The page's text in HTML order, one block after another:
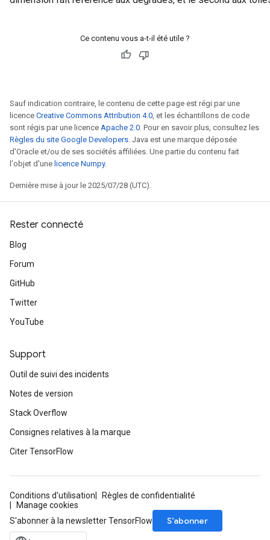
Ce contenu vous a-t-il été utile ?
Sauf indication contraire, le contenu de cette page est régi par une
licence Creative Commons Attribution 4.0, et les échantillons de code
sont régis par une licence Apache 2.0. Pour en savoir plus, consultez les
Règles du site Google Developers. Java est une marque déposée
d'Oracle et/ou de ses sociétés affiliées. Une partie du contenu fait
l'objet d'une licence Numpy.
Dernière mise à jour le 2025/07/28 (UTC).
Rester connecté
Blog
Forum
GitHub
Twitter
YouTube
Support
Outil de suivi des incidents
Notes de version
Stack Overflow
Consignes relatives à la marque
Citer TensorFlow
Conditions d'utilisation
Règles de confidentialité
Manage cookies
S'abonner à la newsletter TensorFlow
S’abonner